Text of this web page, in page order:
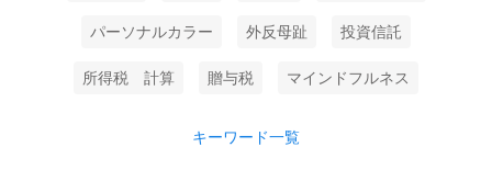
パーソナルカラー 外反母趾 投資信託
所得税 計算 贈与税 マインドフルネス
キーワード一覧